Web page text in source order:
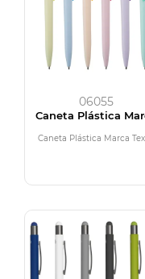
06055
Caneta Plástica
Caneta Plástica Marca